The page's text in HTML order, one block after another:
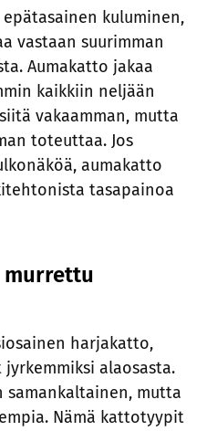
kuluminen,
vastaan suurimman
Aumakatto jakaa
kaikkiin neljään
vakaamman, mutta
toteuttaa. Jos
aumakatto
tasapainoa
murrettu
harjakatto,
alaosasta.
mutta
Nämä kattotyypit